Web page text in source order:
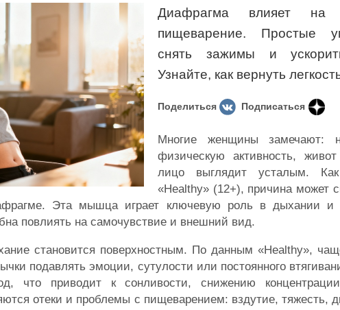
Диафрагма влияет
пищеварение. Простые
снять зажимы и
Узнайте, как вернуть
Поделиться Подписаться
Многие женщины замечают:
физическую активность,
лицо выглядит усталым. Как
«Healthy» (12+), причина может
Эта мышца играет ключевую роль в дыхании
повлиять на самочувствие и внешний вид.
становится поверхностным. По данным «Healthy»,
подавлять эмоции, сутулости или постоянного
что приводит к сонливости, снижению
отеки и проблемы с пищеварением: вздутие, тяжесть,